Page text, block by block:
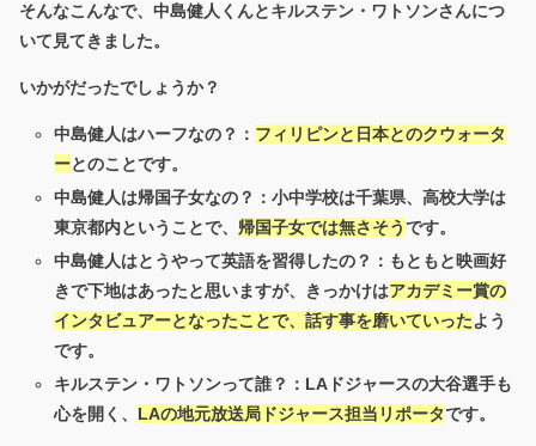
そんなこんなで、中島健人くんとキルステン・ワトソンさんにつ
いて見てきました。
いかがだったでしょうか？
中島健人はハーフなの？： フィリピンと日本とのクウォータ
ーとのことです。
中島健人は帰国子女なの？：小中学校は千葉県、高校大学は
東京都内ということで、 帰国子女では無さそうです。
中島健人はとうやって英語を習得したの？：もともと映画好
きで下地はあったと思いますが、きっかけはアカデミー賞の
インタビュアーとなったことで、話す事を磨いていったよう
です。
キルステン・ワトソンって誰？：LAドジャースの大谷選手も
心を開く、 LAの地元放送局ドジャース担当リポータです。